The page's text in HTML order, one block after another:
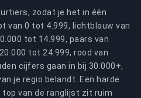
zodat je het in één
van 0 tot 4.999, lichtblauw van
tot 14.999, paars van
tot 24.999, rood van
cijfers gaan in bij 30.000+,
je regio belandt. Een harde
van de ranglijst zit ruim